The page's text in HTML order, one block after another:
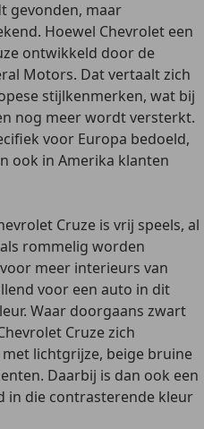
gevonden, maar
Hoewel Chevrolet een
ontwikkeld door de
Motors. Dat vertaalt zich
stijlkenmerken, wat bij
nog meer wordt versterkt.
voor Europa bedoeld,
ook in Amerika klanten
Cruze is vrij speels, al
rommelig worden
meer interieurs van
voor een auto in dit
Waar doorgaans zwart
Cruze zich
lichtgrijze, beige bruine
. Daarbij is dan ook een
in die contrasterende kleur